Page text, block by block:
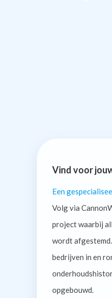
Vind voor
Een
Volg via
project waarbij
wordt
bedrijven in en
opgebouwd.